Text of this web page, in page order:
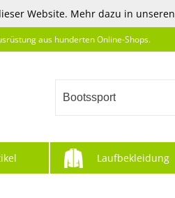
Website. Mehr dazu in unseren
aus hunderten Online-Shops.
Bootssport
Laufbekleidung